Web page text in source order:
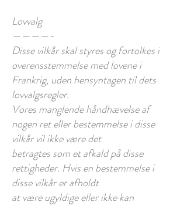
Lovvalg
————-
Disse vilkår skal styres og fortolkes i
overensstemmelse med lovene i
Frankrig, uden hensyntagen til dets
lovvalgsregler.
Vores manglende håndhævelse af
nogen ret eller bestemmelse i disse
vilkår vil ikke være det
betragtes som et afkald på disse
rettigheder. Hvis en bestemmelse i
disse vilkår er afholdt
at være ugyldige eller ikke kan